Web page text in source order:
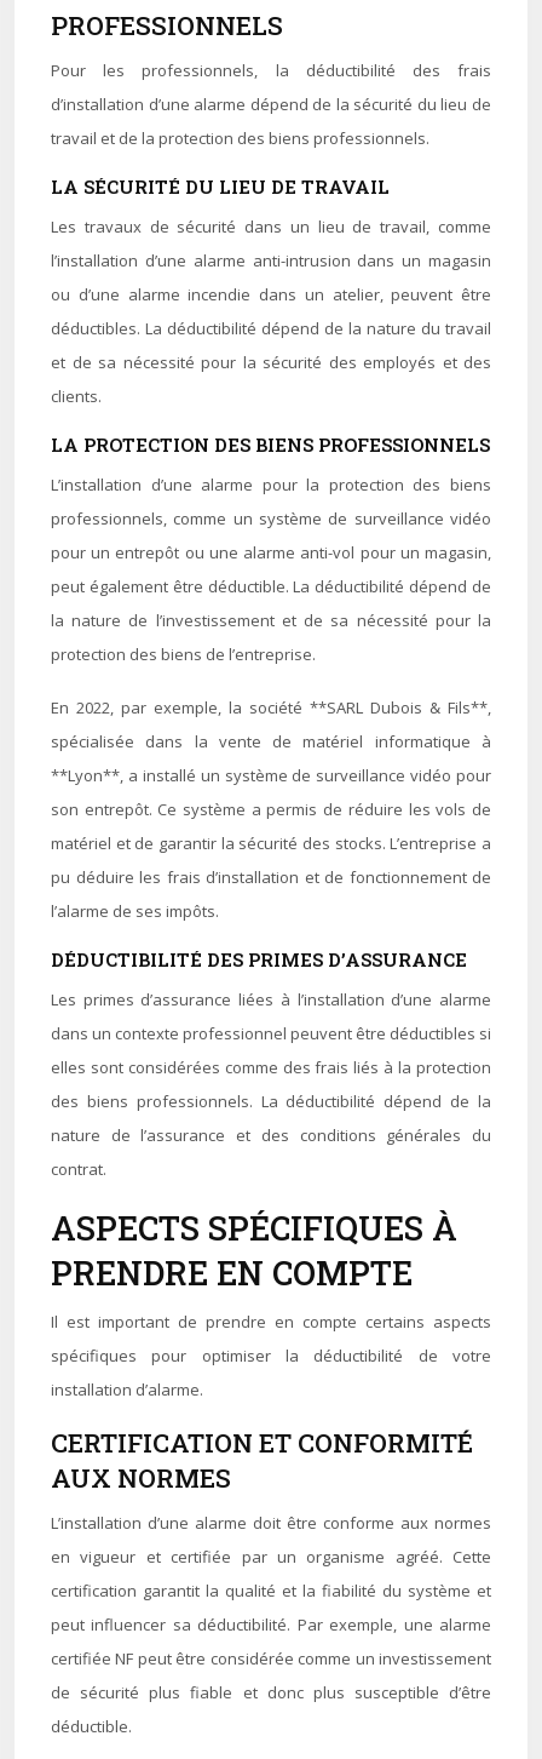
PROFESSIONNELS
Pour les professionnels, la déductibilité des frais
d’installation d’une alarme dépend de la sécurité du lieu de
travail et de la protection des biens professionnels.
LA SÉCURITÉ DU LIEU DE TRAVAIL
Les travaux de sécurité dans un lieu de travail, comme
l’installation d’une alarme anti-intrusion dans un magasin
ou d’une alarme incendie dans un atelier, peuvent être
déductibles. La déductibilité dépend de la nature du travail
et de sa nécessité pour la sécurité des employés et des
clients.
LA PROTECTION DES BIENS PROFESSIONNELS
L’installation d’une alarme pour la protection des biens
professionnels, comme un système de surveillance vidéo
pour un entrepôt ou une alarme anti-vol pour un magasin,
peut également être déductible. La déductibilité dépend de
la nature de l’investissement et de sa nécessité pour la
protection des biens de l’entreprise.
En 2022, par exemple, la société **SARL Dubois & Fils**,
spécialisée dans la vente de matériel informatique à
**Lyon**, a installé un système de surveillance vidéo pour
son entrepôt. Ce système a permis de réduire les vols de
matériel et de garantir la sécurité des stocks. L’entreprise a
pu déduire les frais d’installation et de fonctionnement de
l’alarme de ses impôts.
DÉDUCTIBILITÉ DES PRIMES D’ASSURANCE
Les primes d’assurance liées à l’installation d’une alarme
dans un contexte professionnel peuvent être déductibles si
elles sont considérées comme des frais liés à la protection
des biens professionnels. La déductibilité dépend de la
nature de l’assurance et des conditions générales du
contrat.
ASPECTS SPÉCIFIQUES À
PRENDRE EN COMPTE
Il est important de prendre en compte certains aspects
spécifiques pour optimiser la déductibilité de votre
installation d’alarme.
CERTIFICATION ET CONFORMITÉ
AUX NORMES
L’installation d’une alarme doit être conforme aux normes
en vigueur et certifiée par un organisme agréé. Cette
certification garantit la qualité et la fiabilité du système et
peut influencer sa déductibilité. Par exemple, une alarme
certifiée NF peut être considérée comme un investissement
de sécurité plus fiable et donc plus susceptible d’être
déductible.